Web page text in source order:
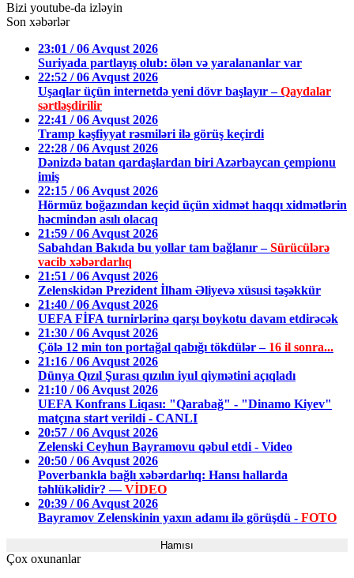
Bizi youtube-da izləyin
Son xəbərlər
23:01 / 06 Avqust 2026
Suriyada partlayış olub: ölən və yaralananlar var
22:52 / 06 Avqust 2026
Uşaqlar üçün internetdə yeni dövr başlayır –Qaydalar
sərtləşdirilir
22:41 / 06 Avqust 2026
Tramp kəşfiyyat rəsmiləri ilə görüş keçirdi
22:28 / 06 Avqust 2026
Dənizdə batan qardaşlardan biri Azərbaycan çempionu
imiş
22:15 / 06 Avqust 2026
Hörmüz boğazından keçid üçün xidmət haqqı xidmətlərin
həcmindən asılı olacaq
21:59 / 06 Avqust 2026
Sabahdan Bakıda bu yollar tam bağlanır –Sürücülərə
vacib xəbərdarlıq
21:51 / 06 Avqust 2026
Zelenskidən Prezident İlham Əliyevə xüsusi təşəkkür
21:40 / 06 Avqust 2026
UEFA FİFA turnirlərinə qarşı boykotu davam etdirəcək
21:30 / 06 Avqust 2026
Çölə 12 min ton portağal qabığı tökdülər – 16 il sonra...
21:16 / 06 Avqust 2026
Dünya Qızıl Şurası qızılın iyul qiymətini açıqladı
21:10 / 06 Avqust 2026
UEFA Konfrans Liqası: "Qarabağ" - "Dinamo Kiyev"
matçına start verildi - CANLI
20:57 / 06 Avqust 2026
Zelenski Ceyhun Bayramovu qəbul etdi - Video
20:50 / 06 Avqust 2026
Poverbankla bağlı xəbərdarlıq: Hansı hallarda
təhlükəlidir? —VİDEO
20:39 / 06 Avqust 2026
Bayramov Zelenskinin yaxın adamı ilə görüşdü - FOTO
Hamısı
Çox oxunanlar